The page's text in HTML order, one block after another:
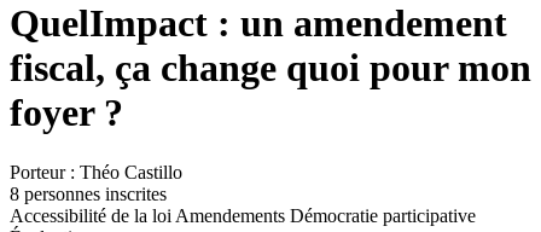
QuelImpact : un amendement
fiscal, ça change quoi pour mon
foyer ?
Porteur : Théo Castillo
8 personnes inscrites
Accessibilité de la loi Amendements Démocratie participative